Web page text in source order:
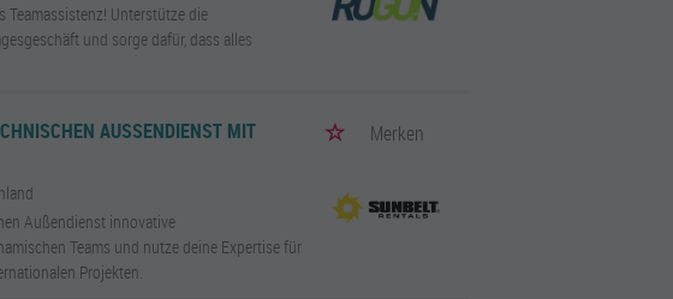
Teamassistenz! Unterstütze die
und sorge dafür, dass alles
AUSSENDIENST MIT V Merken
Außendienst innovative
Teams und nutze deine Expertise für
Projekten.